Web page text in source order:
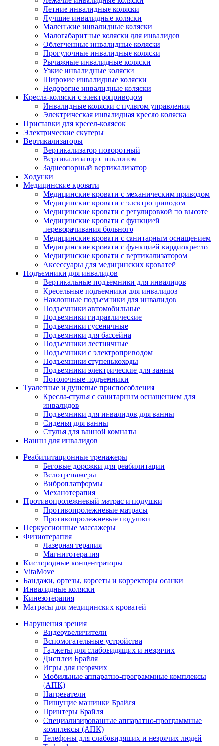
Летние инвалидные коляски
Лучшие инвалидные коляски
Маленькие инвалидные коляски
Малогабаритные коляски для инвалидов
Облегченные инвалидные коляски
Прогулочные инвалидные коляски
Рычажные инвалидные коляски
Узкие инвалидные коляски
Широкие инвалидные коляски
Недорогие инвалидные коляски
Кресла-коляски с электроприводом
Инвалидные коляски с пультом управления
Электрическая инвалидная кресло коляска
Приставки для кресел-колясок
Электрические скутеры
Вертикализаторы
Вертикализатор поворотный
Вертикализатор с наклоном
Заднеопорный вертикализатор
Ходунки
Медицинские кровати
Медицинские кровати с механическим приводом
Медицинские кровати с электроприводом
Медицинские кровати с регулировкой по высоте
Медицинские кровати с функцией
переворачивания больного
Медицинские кровати с санитарным оснащением
Медицинские кровати с функцией кардиокресло
Медицинские кровати с вертикализатором
Аксессуары для медицинских кроватей
Подъемники для инвалидов
Вертикальные подъемники для инвалидов
Кресельные подъемники для инвалидов
Наклонные подъемники для инвалидов
Подъемники автомобильные
Подъемники гидравлические
Подъемники гусеничные
Подъемники для бассейна
Подъемники лестничные
Подъемники с электроприводом
Подъемники ступенькоходы
Подъемники электрические для ванны
Потолочные подъемники
Туалетные и душевые приспособления
Кресла-стулья с санитарным оснащением для
инвалидов
Подъемники для инвалидов для ванны
Сиденья для ванны
Стулья для ванной комнаты
Ванны для инвалидов
Реабилитационные тренажеры
Беговые дорожки для реабилитации
Велотренажеры
Виброплатформы
Механотерапия
Противопролежневый матрас и подушки
Противопролежневые матрасы
Противопролежневые подушки
Перкуссионные массажеры
Физиотерапия
Лазерная терапия
Магнитотерапия
Кислородные концентраторы
VitaMove
Бандажи, ортезы, корсеты и корректоры осанки
Инвалидные коляски
Кинезотерапия
Матрасы для медицинских кроватей
Нарушения зрения
Видеоувеличители
Вспомогательные устройства
Гаджеты для слабовидящих и незрячих
Дисплеи Брайля
Игры для незрячих
Мобильные аппаратно-программные комплексы
(АПК)
Нагреватели
Пишущие машинки Брайля
Принтеры Брайля
Специализированные аппаратно-программные
комплексы (АПК)
Телефоны для слабовидящих и незрячих людей